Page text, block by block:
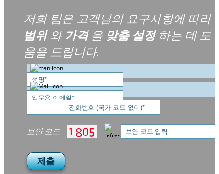
저희 팀은 고객님의 요구사항에 따라
범위와가격을 맞춤 설정하는 데 도
움을 드립니다.
보안 코드
제출